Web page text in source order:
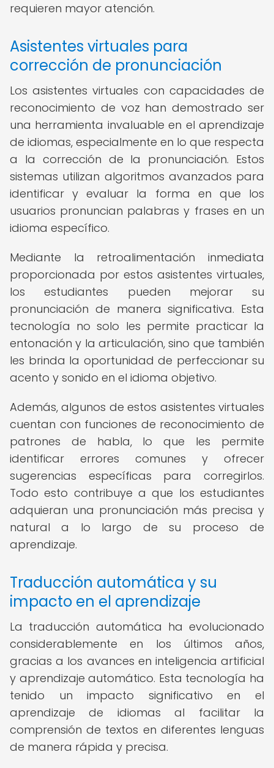
requieren mayor atención.
Asistentes virtuales para
corrección de pronunciación
Los asistentes virtuales con capacidades de
reconocimiento de voz han demostrado ser
una herramienta invaluable en el aprendizaje
de idiomas, especialmente en lo que respecta
a la corrección de la pronunciación. Estos
sistemas utilizan algoritmos avanzados para
identificar y evaluar la forma en que los
usuarios pronuncian palabras y frases en un
idioma específico.
Mediante la retroalimentación inmediata
proporcionada por estos asistentes virtuales,
los estudiantes pueden mejorar su
pronunciación de manera significativa. Esta
tecnología no solo les permite practicar la
entonación y la articulación, sino que también
les brinda la oportunidad de perfeccionar su
acento y sonido en el idioma objetivo.
Además, algunos de estos asistentes virtuales
cuentan con funciones de reconocimiento de
patrones de habla, lo que les permite
identificar errores comunes y ofrecer
sugerencias específicas para corregirlos.
Todo esto contribuye a que los estudiantes
adquieran una pronunciación más precisa y
natural a lo largo de su proceso de
aprendizaje.
Traducción automática y su
impacto en el aprendizaje
La traducción automática ha evolucionado
considerablemente en los últimos años,
gracias a los avances en inteligencia artificial
y aprendizaje automático. Esta tecnología ha
tenido un impacto significativo en el
aprendizaje de idiomas al facilitar la
comprensión de textos en diferentes lenguas
de manera rápida y precisa.